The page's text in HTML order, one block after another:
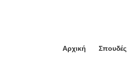
Αρχική Σπουδές